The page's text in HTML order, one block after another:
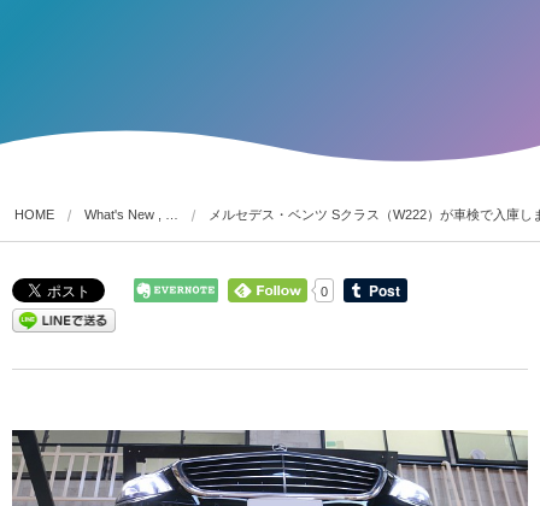
HOME What's New , … メルセデス・ベンツ Sクラス（W222）が車検で入庫し
0